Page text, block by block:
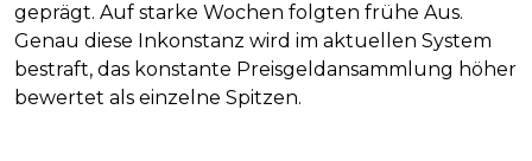
geprägt. Auf starke Wochen folgten frühe Aus.
Genau diese Inkonstanz wird im aktuellen System
bestraft, das konstante Preisgeldansammlung höher
bewertet als einzelne Spitzen.